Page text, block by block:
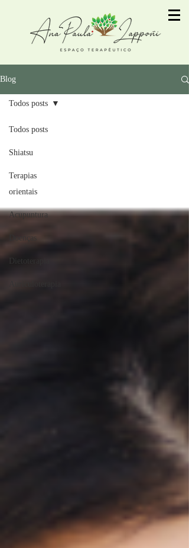
Blog
Todos posts
Shiatsu
Terapias
orientais
Acupuntura
Doenças
Dietoterapia
Todos posts